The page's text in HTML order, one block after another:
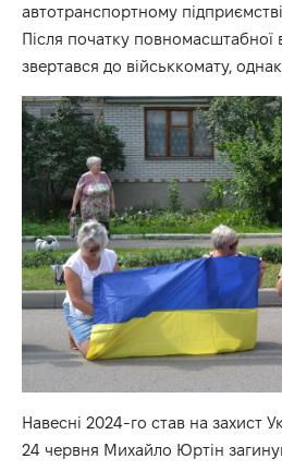
автотранспортному
Після початку повномасштабної
звертався до військкомату,
Навесні 2024-го став на захист
24 червня Михайло Юртін